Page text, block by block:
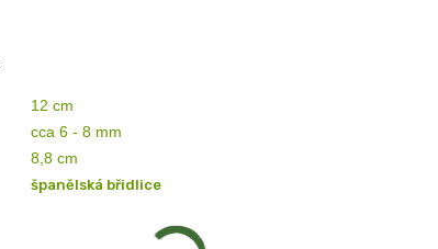
12 cm
cca 6 - 8 mm
8,8 cm
španělská břidlice